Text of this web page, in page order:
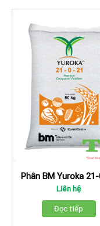
Phân BM Yuroka
Liên hệ
Đọc tiếp